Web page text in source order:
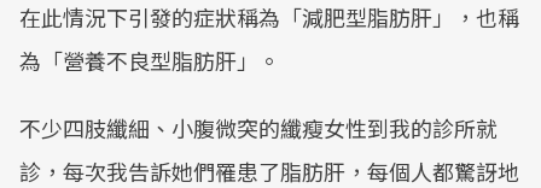
Mute
在此情況下引發的症狀稱為「減肥型脂肪肝」，也稱
為「營養不良型脂肪肝」。
不少四肢纖細、小腹微突的纖瘦女性到我的診所就
診，每次我告訴她們罹患了脂肪肝，每個人都驚訝地